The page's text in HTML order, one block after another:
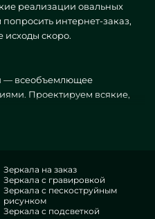
реализации овальных
интернет-заказ,
исходы скоро.
— всеобъемлющее
Проектируем всякие,
в экзекуции MILONYA, вы
не покоряющийся
доработать свои
неповторимости,
позиции, от овальных
Зеркала на заказ
Зеркала с гравировкой
Зеркала с пескоструйным
рисунком
Зеркала с подсветкой